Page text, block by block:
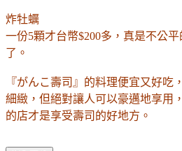
炸牡蠣
一份5顆才台幣$200多 ，真是不公
了。
『がんこ壽司』的料理便宜又好吃
細緻，但絕對讓人可以豪邁地享用
的店才是享受壽司的好地方。